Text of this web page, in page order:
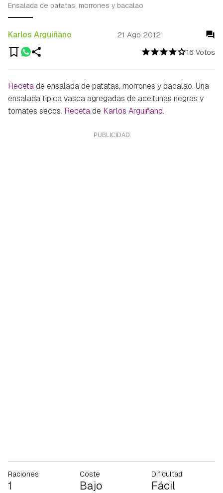
16 Votos
Karlos Arguiñano 21 Ago 2012
Ensalada de patatas, morrones y bacalao
Recetade ensalada de patatas, morrones y bacalao. Una
ensalada tipica vasca agregadas de aceitunas negras y
tomates secos. Recetade Karlos Arguiñano.
Raciones
1
Coste
Bajo
Dificultad
Fácil